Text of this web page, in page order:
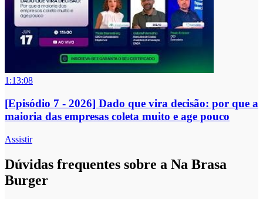
1:13:08
[Episódio 7 - 2026] Dado que vira decisão: por que a
maioria das empresas coleta muito e age pouco
Assistir
Dúvidas frequentes sobre a Na Brasa
Burger